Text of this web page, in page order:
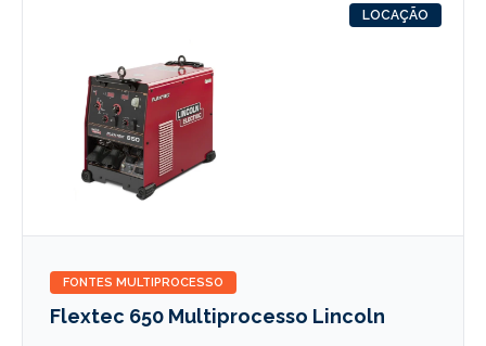
LOCAÇÃO
FONTES MULTIPROCESSO
Flextec 650 Multiprocesso Lincoln